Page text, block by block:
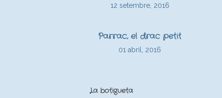
12 setembre, 2016
Parrac, el drac petit
01 abril, 2016
La botigueta